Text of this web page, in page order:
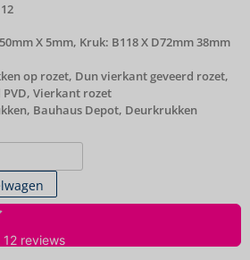
X 5mm, Kruk: B118 X D72mm 38mm
op rozet, Dun vierkant geveerd rozet,
, Vierkant rozet
, Bauhaus Depot, Deurkrukken